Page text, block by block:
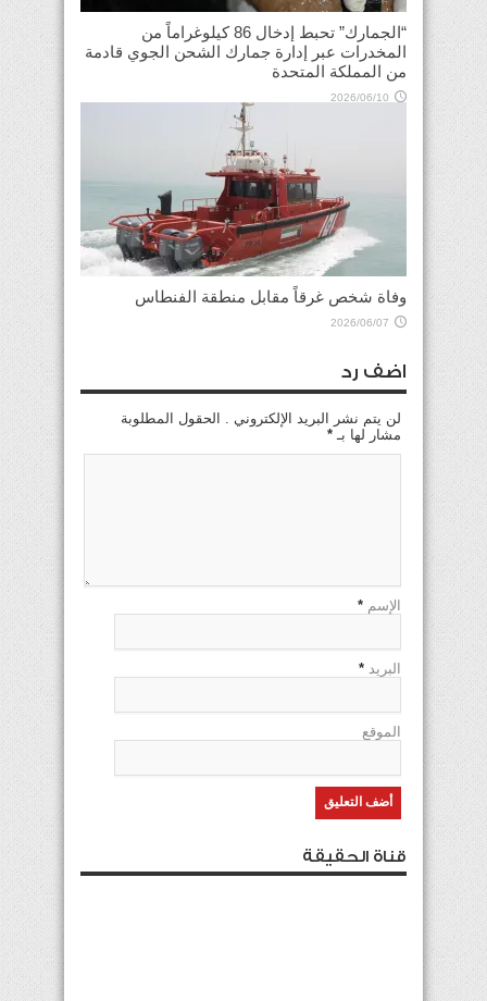
“الجمارك” تحبط إدخال 86 كيلوغراماً من
المخدرات عبر إدارة جمارك الشحن الجوي قادمة
من المملكة المتحدة
2026/06/10
وفاة شخص غرقاً مقابل منطقة الفنطاس
2026/06/07
اضف رد
لن يتم نشر البريد الإلكتروني . الحقول المطلوبة
مشار لها بـ *
الإسم *
البريد *
الموقع
قناة الحقيقة